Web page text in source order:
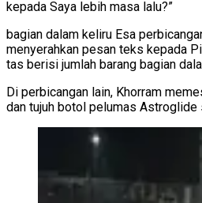
kepada Saya lebih masa lalu?”
bagian dalam keliru Esa
menyerahkan pesan teks kepada
tas berisi jumlah barang bagian
Di perbicangan lain, Khorram
dan tujuh botol pelumas Astroglide